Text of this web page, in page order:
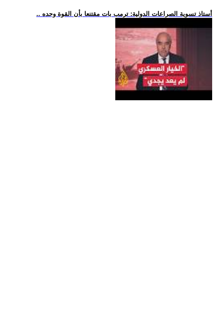
.. أستاذ تسوية الصراعات الدولية: ترمب بات مقتنعا بأن القوة وحده